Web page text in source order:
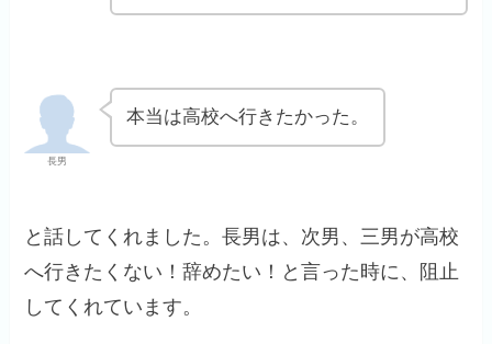
長男
本当は高校へ行きたかった。
と話してくれました。長男は、次男、三男が高校
へ行きたくない！辞めたい！と言った時に、阻止
してくれています。